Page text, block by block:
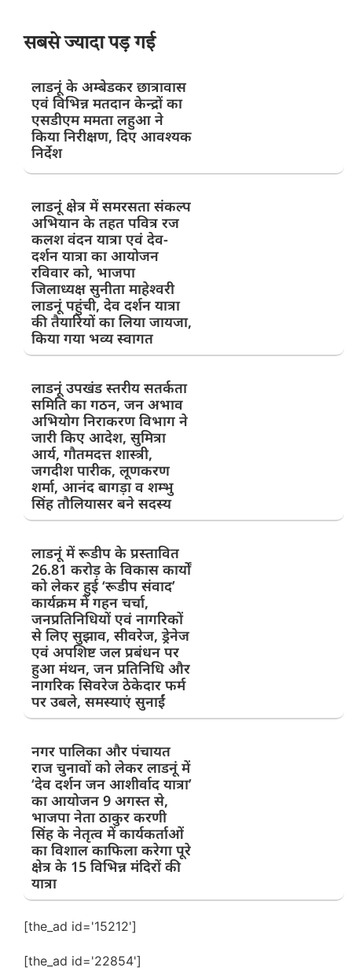
सबसे ज्यादा पड़ गई
लाडनूं के अम्बेडकर छात्रावास
एवं विभिन्न मतदान केन्द्रों का
एसडीएम ममता लहुआ ने
किया निरीक्षण, दिए आवश्यक
निर्देश
लाडनूं क्षेत्र में समरसता संकल्प
अभियान के तहत पवित्र रज
कलश वंदन यात्रा एवं देव-
दर्शन यात्रा का आयोजन
रविवार को, भाजपा
जिलाध्यक्ष सुनीता माहेश्वरी
लाडनूं पहुंची, देव दर्शन यात्रा
की तैयारियों का लिया जायजा,
किया गया भव्य स्वागत
लाडनूं उपखंड स्तरीय सतर्कता
समिति का गठन, जन अभाव
अभियोग निराकरण विभाग ने
जारी किए आदेश, सुमित्रा
आर्य, गौतमदत्त शास्त्री,
जगदीश पारीक, लूणकरण
शर्मा, आनंद बागड़ा व शम्भु
सिंह तौलियासर बने सदस्य
लाडनूं में रूडीप के प्रस्तावित
26.81 करोड़ के विकास कार्यों
को लेकर हुई ‘रूडीप संवाद’
कार्यक्रम में गहन चर्चा,
जनप्रतिनिधियों एवं नागरिकों
से लिए सुझाव, सीवरेज, ड्रेनेज
एवं अपशिष्ट जल प्रबंधन पर
हुआ मंथन, जन प्रतिनिधि और
नागरिक सिवरेज ठेकेदार फर्म
पर उबले, समस्याएं सुनाईं
नगर पालिका और पंचायत
राज चुनावों को लेकर लाडनूं में
‘देव दर्शन जन आशीर्वाद यात्रा’
का आयोजन 9 अगस्त से,
भाजपा नेता ठाकुर करणी
सिंह के नेतृत्व में कार्यकर्ताओं
का विशाल काफिला करेगा पूरे
क्षेत्र के 15 विभिन्न मंदिरों की
यात्रा
[the_ad id='15212']
[the_ad id='22854']